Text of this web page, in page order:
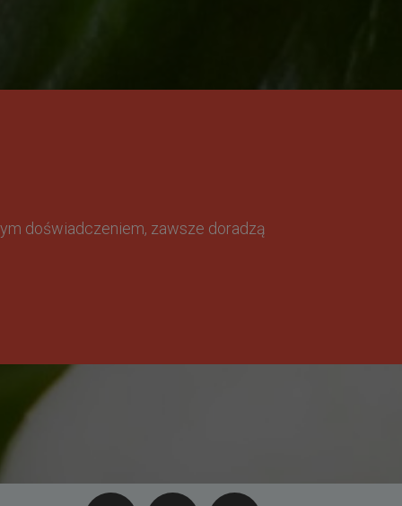
doświadczeniem, zawsze doradzą